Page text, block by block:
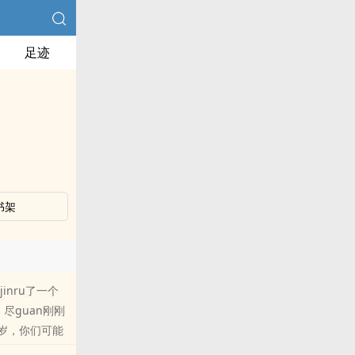
足迹
架
了一个
尽guan刚刚
，你们可能
子（普